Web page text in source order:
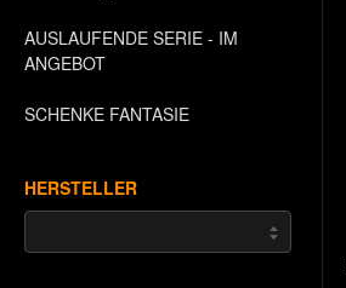
AUSLAUFENDE SERIE - IM
ANGEBOT
SCHENKE FANTASIE
HERSTELLER